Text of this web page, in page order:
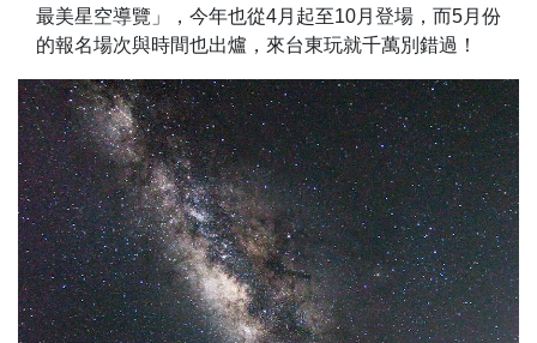
最美星空導覽」，今年也從4月起至10月登場，而5月份
的報名場次與時間也出爐，來台東玩就千萬別錯過！